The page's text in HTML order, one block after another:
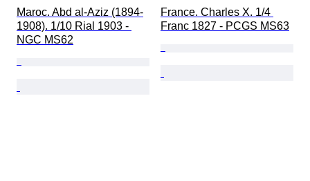
Maroc. Abd al-Aziz (1894-
1908). 1/10 Rial 1903 -
NGC MS62
France. Charles X. 1/4
Franc 1827 - PCGS MS63